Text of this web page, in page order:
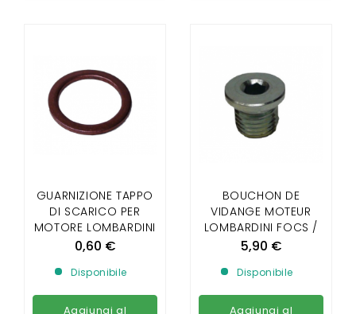
GUARNIZIONE TAPPO
DI SCARICO PER
MOTORE LOMBARDINI
FOCS / PROGRESS /
0,60 €
Disponibile
Aggiungi al
BOUCHON DE
VIDANGE MOTEUR
LOMBARDINI FOCS /
PROGRESS DIAMETRE
5,90 €
Disponibile
Aggiungi al